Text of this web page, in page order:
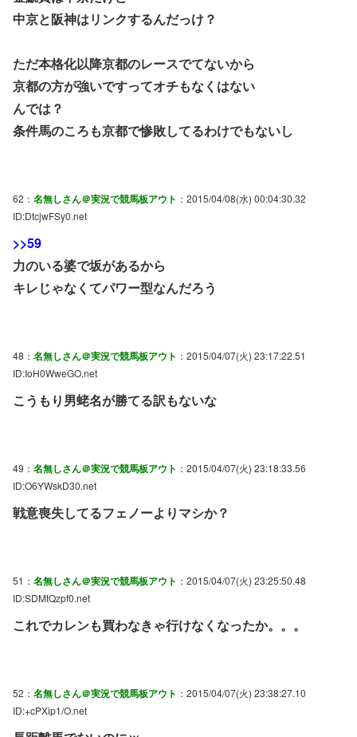
中京と阪神はリンクするんだっけ？
ただ本格化以降京都のレースでてないから
京都の方が強いですってオチもなくはない
んでは？
条件馬のころも京都で惨敗してるわけでもないし
62： 名無しさん＠実況で競馬板アウト ：2015/04/08(水) 00:04:30.32
ID:DtcjwFSy0.net
>>59
力のいる婆で坂があるから
キレじゃなくてパワー型なんだろう
48： 名無しさん＠実況で競馬板アウト ：2015/04/07(火) 23:17:22.51
ID:IoH0WweGO.net
こうもり男蛯名が勝てる訳もないな
49： 名無しさん＠実況で競馬板アウト ：2015/04/07(火) 23:18:33.56
ID:O6YWskD30.net
戦意喪失してるフェノーよりマシか？
51： 名無しさん＠実況で競馬板アウト ：2015/04/07(火) 23:25:50.48
ID:SDMtQzpf0.net
これでカレンも買わなきゃ行けなくなったか。。。
52： 名無しさん＠実況で競馬板アウト ：2015/04/07(火) 23:38:27.10
ID:+cPXip1/O.net